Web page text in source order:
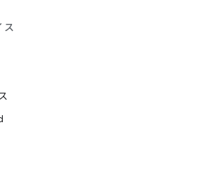
ス